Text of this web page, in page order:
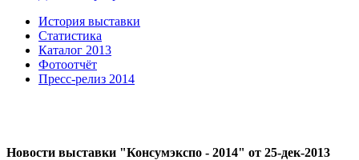
История выставки
Статистика
Каталог 2013
Фотоотчёт
Пресс-релиз 2014
Новости выставки "Консумэкспо - 2014" от 25-дек-2013